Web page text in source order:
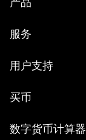
服务
用户支持
买币
数字货币计算器